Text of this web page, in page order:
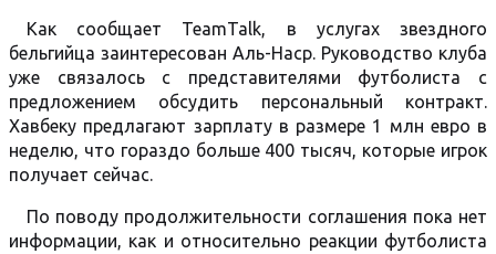
Как сообщает TeamTalk, в услугах звездного
бельгийца заинтересован Аль-Наср. Руководство клуба
уже связалось с представителями футболиста с
предложением обсудить персональный контракт.
Хавбеку предлагают зарплату в размере 1 млн евро в
неделю, что гораздо больше 400 тысяч, которые игрок
получает сейчас.
По поводу продолжительности соглашения пока нет
информации, как и относительно реакции футболиста